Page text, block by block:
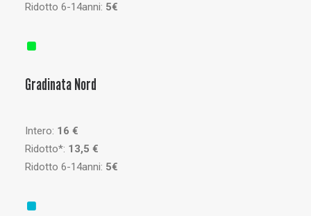
Ridotto 6-14anni: 5€
Gradinata Nord
Intero: 16 €
Ridotto*: 13,5 €
Ridotto 6-14anni: 5€